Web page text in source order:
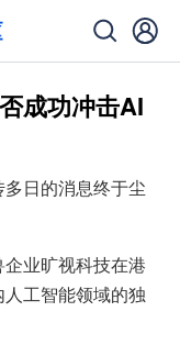
成功冲击AI
日的消息终于尘
业旷视科技在港
工智能领域的独